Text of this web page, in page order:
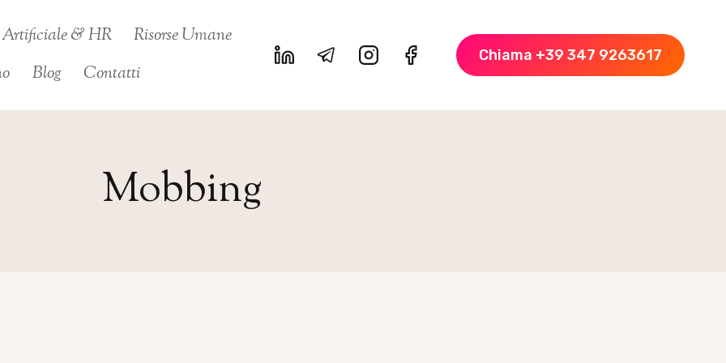
& HR
Risorse Umane
Blog Contatti
Chiama +39 347 9263617
Mobbing